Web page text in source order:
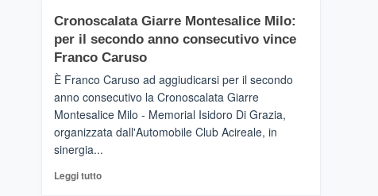
vicoli
medievali
Mondello
(Palermo)
–
adesso
Pasta
–
La
Dente”,
Cronoscalata Giarre Montesalice Milo:
per il secondo anno consecutivo vince
Franco Caruso
È Franco Caruso ad aggiudicarsi per il secondo
anno consecutivo la Cronoscalata Giarre
Montesalice Milo - Memorial Isidoro Di Grazia,
organizzata dall'Automobile Club Acireale, in
sinergia...
Leggi tuttoLeggi